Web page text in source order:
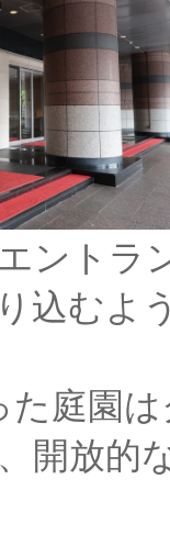
ントラ
込むよ
た庭園
開放的